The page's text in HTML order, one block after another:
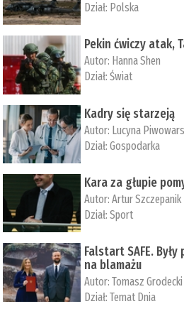
Dział: Polska
Pekin ćwiczy atak,
Autor: ­Hanna Shen
Dział:Świat
Kadry się starzeją
Autor: Lucyna
Dział:Gospodarka
Kara za głupie
Autor:Artur Szczepanik
Dział:Sport
Falstart SAFE.
na blamażu
Autor:Tomasz Grodecki
Dział:Temat Dnia